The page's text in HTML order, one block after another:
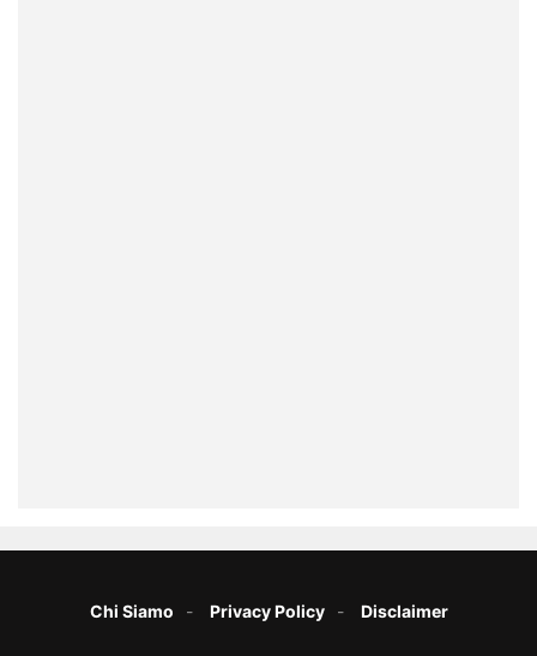
Chi Siamo Privacy Policy Disclaimer